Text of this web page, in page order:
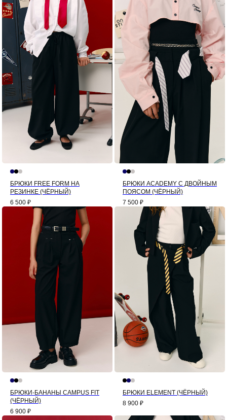
БРЮКИ FREE FORM НА
РЕЗИНКЕ (ЧЁРНЫЙ)
6 500 ₽
БРЮКИ ACADEMY С ДВОЙНЫМ
ПОЯСОМ (ЧЁРНЫЙ)
7 500 ₽
БРЮКИ-БАНАНЫ CAMPUS FIT
(ЧЁРНЫЙ)
6 900 ₽
БРЮКИ ELEMENT (ЧЁРНЫЙ)
8 900 ₽